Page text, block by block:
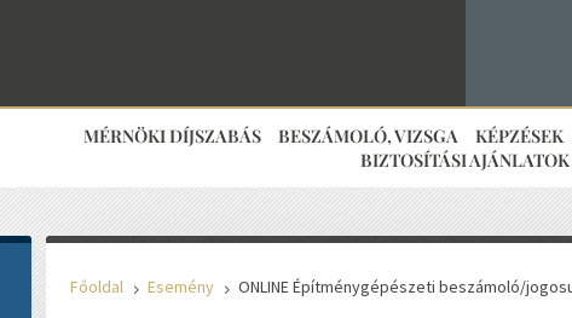
MÉRNÖKI DÍJSZABÁS BESZÁMOLÓ, VIZSGA KÉPZÉSEK
BIZTOSÍTÁSI AJÁNLATOK
Főoldal 5 Esemény 5 ONLINE Építménygépészeti beszámoló/